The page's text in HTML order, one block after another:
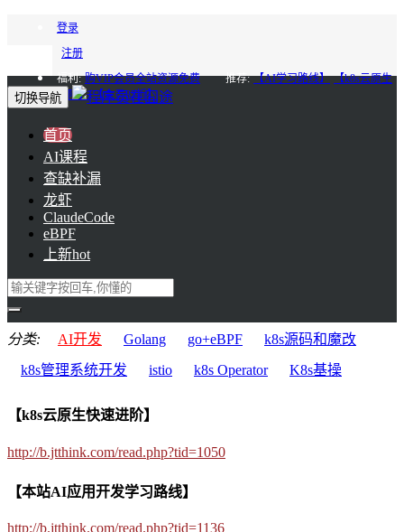
登录
注册
福利: 购VIP会员全站资源免费 推荐: 【AI学习路线】 【k8s云原生
进阶】 【会员85折】
切换导航
首页
AI课程
查缺补漏
龙虾
ClaudeCode
eBPF
上新hot
分类: AI开发 Golang go+eBPF
k8s源码和魔改
k8s管理系统开发
istio k8s Operator K8s基操
【k8s云原生快速进阶】
http://b.jtthink.com/read.php?tid=1050
【本站AI应用开发学习路线】
http://b.jtthink.com/read.php?tid=1136